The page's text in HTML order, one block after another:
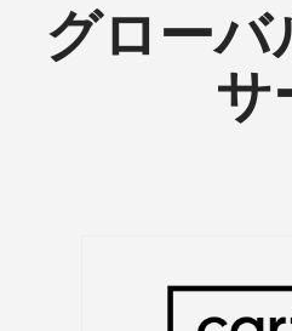
グローバ
サ